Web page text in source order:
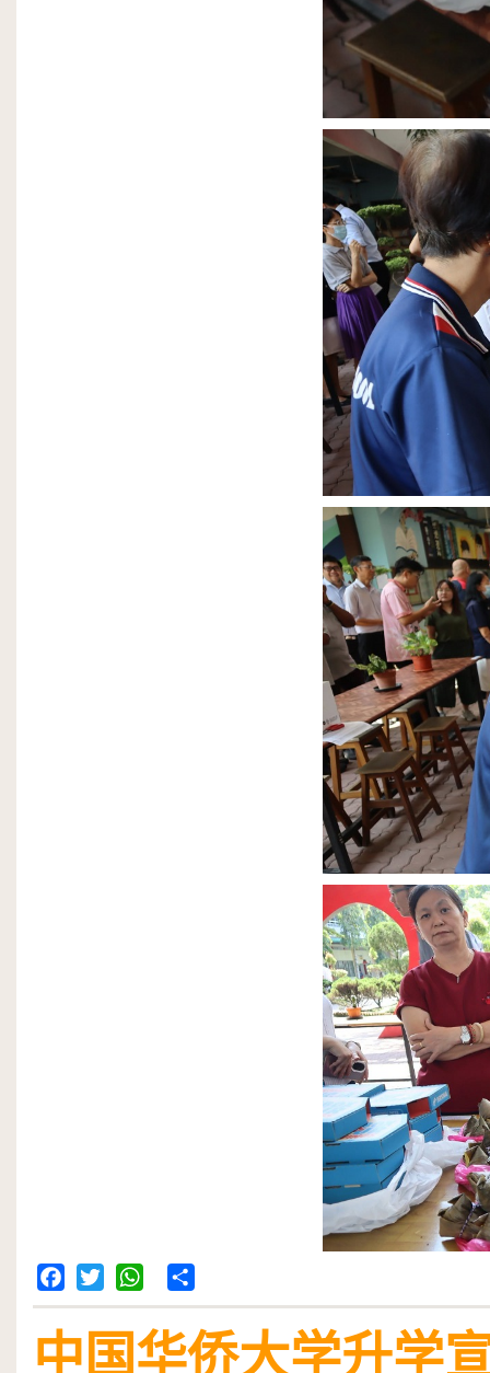
Facebook
TwitterWhatsApp
Share
中国华侨大学升学